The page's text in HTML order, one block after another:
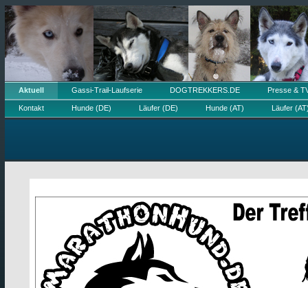
Aktuell Gassi-Trail-Laufserie DOGTREKKERS.DE Presse &
Kontakt Hunde (DE) Läufer (DE) Hunde (AT) Läufer